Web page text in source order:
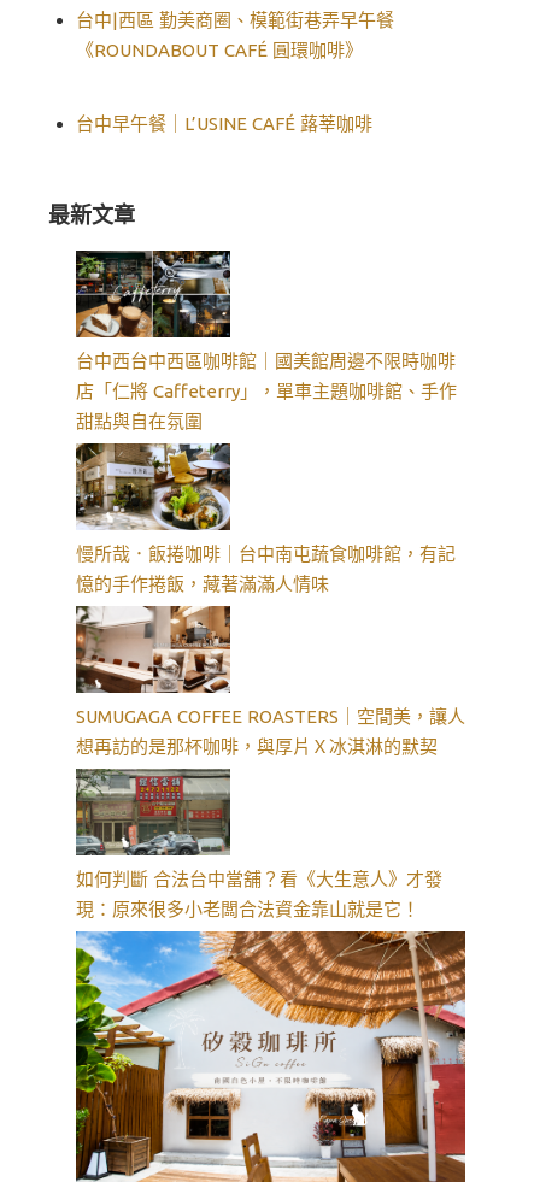
台中|西區 勤美商圈、模範街巷弄早午餐
《ROUNDABOUT CAFÉ 圓環咖啡》
台中早午餐｜L’USINE CAFÉ 蕗莘咖啡
最新文章
台中西台中西區咖啡館｜國美館周邊不限時咖啡
店「仁將 Caffeterry」，單車主題咖啡館、手作
甜點與自在氛圍
慢所哉．飯捲咖啡｜台中南屯蔬食咖啡館，有記
憶的手作捲飯，藏著滿滿人情味
SUMUGAGA COFFEE ROASTERS｜空間美，讓人
想再訪的是那杯咖啡，與厚片Ｘ冰淇淋的默契
如何判斷 合法台中當舖？看《大生意人》才發
現：原來很多小老闆合法資金靠山就是它！